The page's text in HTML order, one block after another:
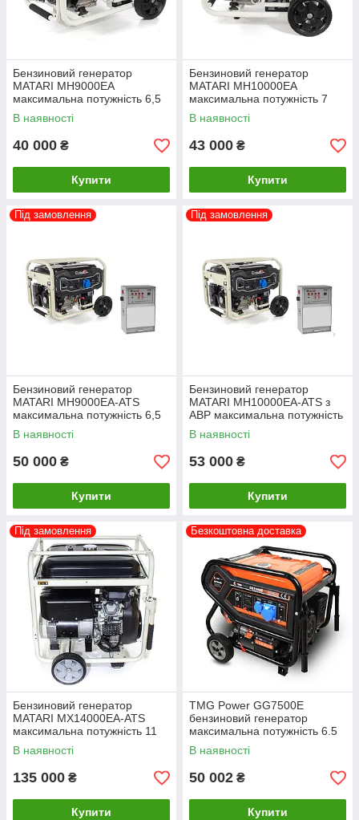
Бензиновий генератор
MATARI MH9000EA
максимальна потужність 6,5
кВт
В наявності
40 000 ₴
Купити
Бензиновий генератор
MATARI MH10000EA
максимальна потужність 7
кВт
В наявності
43 000 ₴
Купити
Під замовлення
Бензиновий генератор
MATARI MH9000EA-ATS
максимальна потужність 6,5
кВт
В наявності
50 000 ₴
Купити
Під замовлення
Бензиновий генератор
MATARI MH10000EA-ATS з
АВР максимальна потужність
7 кВт
В наявності
53 000 ₴
Купити
Під замовлення
Бензиновий генератор
MATARI MX14000EA-ATS
максимальна потужність 11
кВт
В наявності
135 000 ₴
Купити
Безкоштовна доставка
TMG Power GG7500E
бензиновий генератор
максимальна потужність 6.5
кВт
В наявності
50 002 ₴
Купити